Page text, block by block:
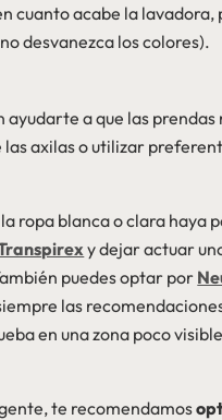
cuanto acabe la
desvanezca los colores).
ayudarte a que las
las axilas o utilizar
ropa blanca o clara haya
y dejar actuar
puedes optar por
las
en una zona poco
te recomendamos